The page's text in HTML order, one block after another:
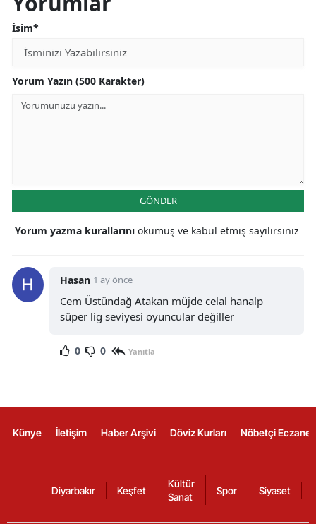
İsim*
Yorum Yazın (500 Karakter)
GÖNDER
Yorum yazma kurallarını okumuş ve kabul etmiş sayılırsınız
Hasan 1 ay önce
Cem Üstündağ Atakan müjde celal hanalp
süper lig seviyesi oyuncular değiller
0 0 Yanıtla
Künye İletişim Haber Arşivi Döviz Kurları Nöbetçi
Diyarbakır Keşfet
Kültür
Sanat
Spor Siyaset